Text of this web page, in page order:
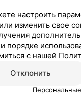
Умеет
и ход лечения.
пациентов.
настроить
изменить свое
порядке
с нашей
Отклонить